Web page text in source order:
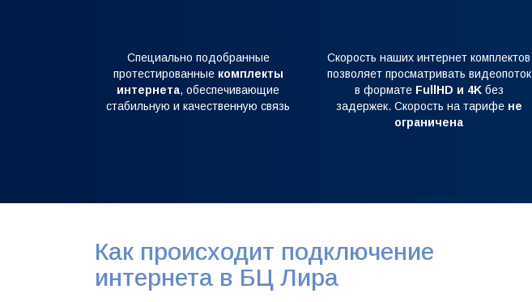
Специально подобранные
протестированные комплекты
интернета, обеспечивающие
стабильную и качественную связь
Скорость наших интернет комплектов
позволяет просматривать видеопоток
в формате FullHD и 4Kбез
задержек. Скорость на тарифе не
ограничена
Как происходит подключение
интернета в БЦ Лира